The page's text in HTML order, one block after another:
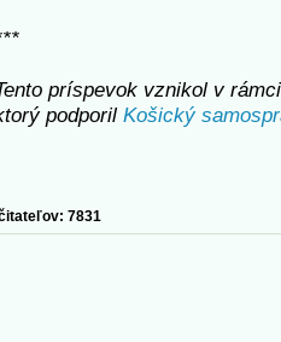
príspevok vznikol v
podporil Košický
7831